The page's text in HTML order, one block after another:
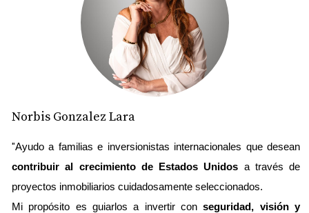
Norbis Gonzalez Lara
"
contribuir al crecimiento de Estados Unidos a través de
proyectos inmobiliarios cuidadosamente seleccionados.
Mi propósito es guiarlos a invertir con seguridad, visión y